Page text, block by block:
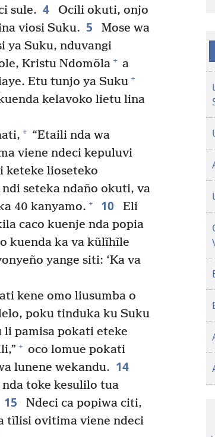
sule. 4
Ocili okuti, onjo
viosi Suku. 5
Mose wa
ya Suku, nduvangi
Kristu Ndomõla + a
Etu tunjo ya Suku +
kelavoko lietu lina
+ “Etaili nda wa
viene ndeci kepuluvi
keteke lioseteko
seteka ndaño okuti, va
40 kanyamo. + 10
Eli
caco kuenje nda popia
kuenda ka va kũlĩhĩle
yange siti: ‘Ka va
kene omo liusumba o
poku tinduka ku Suku
li pamisa pokati eteke
+ oco lomue pokati
lunene wekandu. 14
toke kesulilo tua
15
Ndeci ca popiwa citi,
tĩlisi ovitima viene ndeci